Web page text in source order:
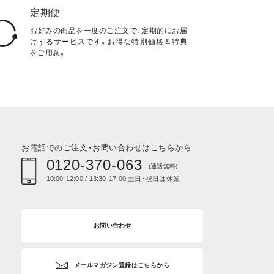
定期便
お好みの商品を一度のご注文で、定期的にお届
けするサービスです。お得な特別価格＆特典
をご用意。
お電話でのご注文・お問い合わせはこちらから
0120-370-063 (通話無料)
10:00-12:00 / 13:30-17:00 土日・祝日は休業
お問い合わせ
メールマガジン登録はこちらから